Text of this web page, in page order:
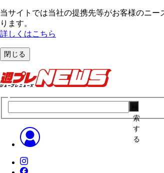
当サイトでは当社の提携先等がお客様のニ
ります。
詳しくはこちら
閉じる
索
す
る